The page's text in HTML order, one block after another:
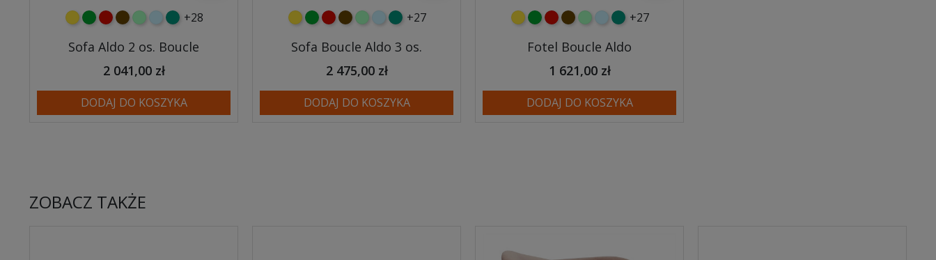
żółtyzielonyczerwony
czekoladowy
miętowybłękitny
turkusowy
+28
Sofa Aldo 2 os. Boucle
2 041,00 zł
DODAJ DO KOSZYKA
żółtyzielonyczerwony
czekoladowy
miętowybłękitny
turkusowy
+27
Sofa Boucle Aldo 3 os.
2 475,00 zł
DODAJ DO KOSZYKA
żółtyzielonyczerwony
czekoladowy
miętowybłękitny
turkusowy
+27
Fotel Boucle Aldo
1 621,00 zł
DODAJ DO KOSZYKA
ZOBACZ TAKŻE